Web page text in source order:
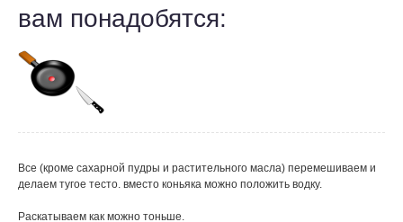
вам понадобятся:
Все (кроме сахарной пудры и растительного масла) перемешиваем и
делаем тугое тесто. вместо коньяка можно положить водку.
Раскатываем как можно тоньше.